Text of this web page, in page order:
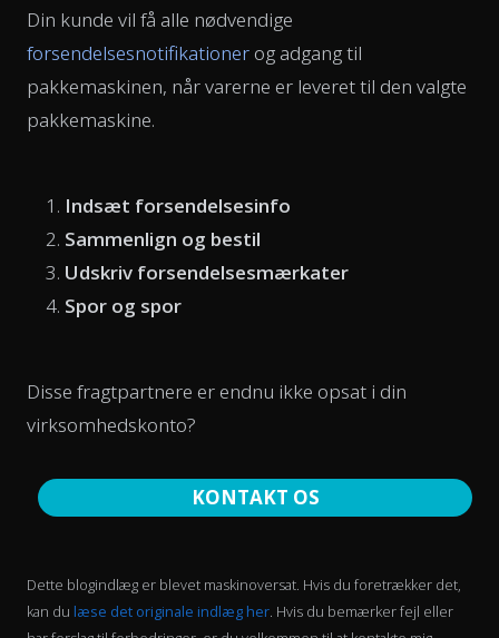
Din kunde vil få alle nødvendige
forsendelsesnotifikationer og adgang til
pakkemaskinen, når varerne er leveret til den valgte
pakkemaskine.
Indsæt forsendelsesinfo
Sammenlign og bestil
Udskriv forsendelsesmærkater
Spor og spor
Disse fragtpartnere er endnu ikke opsat i din
virksomhedskonto?
KONTAKT OS
Dette blogindlæg er blevet maskinoversat. Hvis du foretrækker det,
kan du læse det originale indlæg her. Hvis du bemærker fejl eller